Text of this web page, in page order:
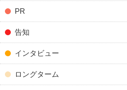
PR
告知
インタビュー
ロングターム